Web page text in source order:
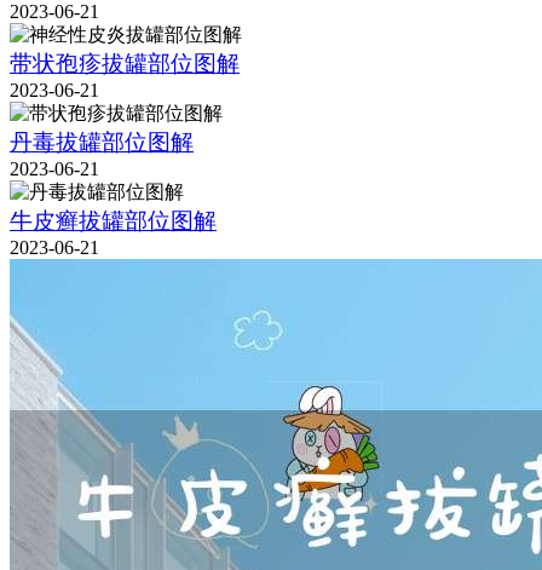
2023-06-21
带状孢疹拔罐部位图解
2023-06-21
丹毒拔罐部位图解
2023-06-21
牛皮癣拔罐部位图解
2023-06-21